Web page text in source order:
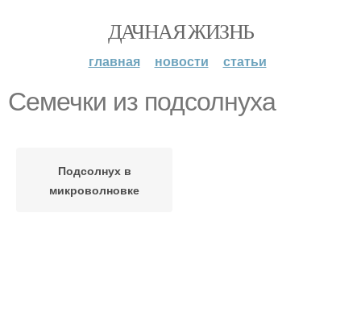
ДАЧНАЯ ЖИЗНЬ
главная новости статьи
Семечки из подсолнуха
Подсолнух в
микроволновке